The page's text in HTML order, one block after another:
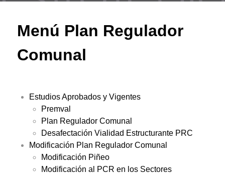
Menú Plan Regulador
Comunal
Estudios Aprobados y Vigentes
Premval
Plan Regulador Comunal
Desafectación Vialidad Estructurante PRC
Modificación Plan Regulador Comunal
Modificación Piñeo
Modificación al PCR en los Sectores